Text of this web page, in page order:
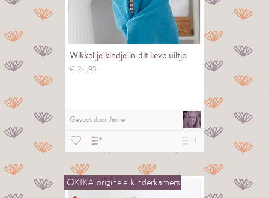
Wikkel je kindje in dit lieve uiltje
€24,95
Gespot doorJanne
4
OKIKA originele kinderkamers